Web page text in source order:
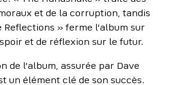
et de la corruption, tandis
Reflections » ferme l’album sur
et de réflexion sur le futur.
de l’album, assurée par Dave
un élément clé de son succès.